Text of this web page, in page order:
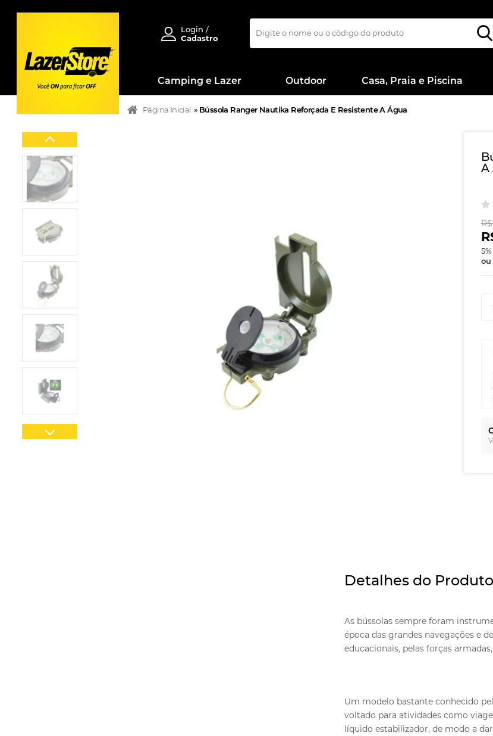
Login /
Cadastro
Camping e Lazer Outdoor Casa, Praia e Piscina
Página Inicial » Bússola Ranger Nautika Reforçada E Resistente A Água
A
5
ou
Detalhes do Produto
As bússolas sempre foram
época das grandes navegações e
educacionais, pelas forças
Um modelo bastante conhecido
voltado para atividades como
líquido estabilizador, de modo a